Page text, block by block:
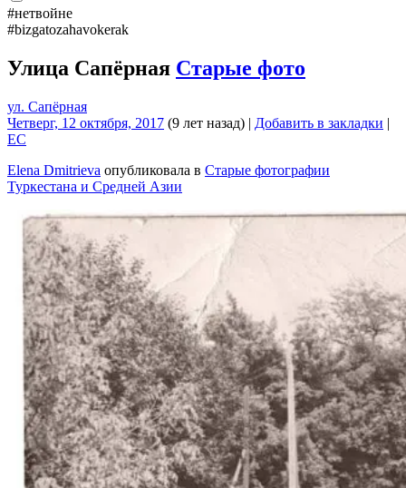
#нетвойне
#bizgatozahavokerak
Улица Сапёрная Старые фото
ул. Сапёрная
Четверг, 12 октября, 2017 (9 лет назад) | Добавить в закладки |
EC
Elena Dmitrieva опубликовала в Старые фотографии
Туркестана и Средней Азии